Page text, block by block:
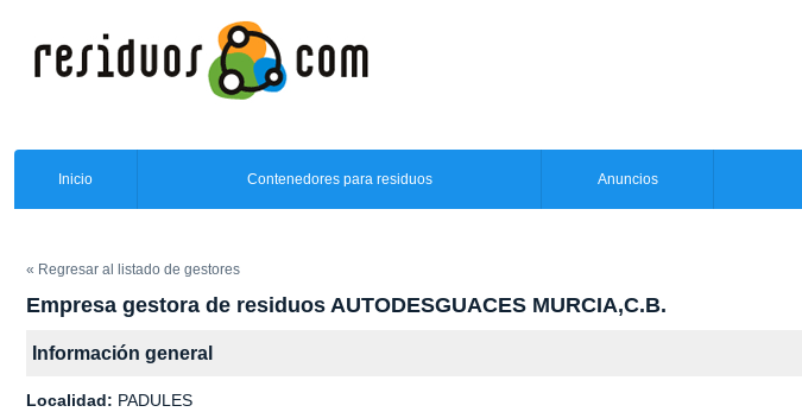
Inicio Contenedores para residuos Anuncios
« Regresar al listado de gestores
Empresa gestora de residuos AUTODESGUACES MURCIA,C.B.
Información general
Localidad: PADULES